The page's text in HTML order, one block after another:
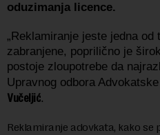
oduzimanja licence.
„Reklamiranje jeste jedna od
zabranjene, poprilično je
postoje zloupotrebe da
Upravnog odbora
Vučeljić.
Reklamiranje adovkata, kako se